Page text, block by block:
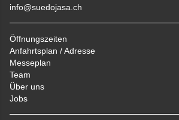
info@suedojasa.ch
Öffnungszeiten
Anfahrtsplan / Adresse
Messeplan
Team
Über uns
Jobs